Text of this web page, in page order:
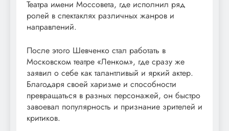
Театра имени Моссовета, где исполнил ряд
ролей в спектаклях различных жанров и
направлений.
После этого Шевченко стал работать в
Московском театре «Ленком», где сразу же
заявил о себе как талантливый и яркий актер.
Благодаря своей харизме и способности
превращаться в разных персонажей, он быстро
завоевал популярность и признание зрителей и
критиков.